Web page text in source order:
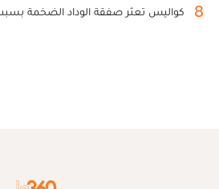
8 كواليس تعثر صفقة الوداد الضخمة